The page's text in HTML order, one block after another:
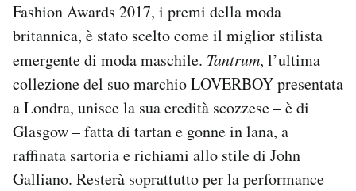
Fashion Awards 2017, i premi della moda
britannica, è stato scelto come il miglior stilista
emergente di moda maschile. Tantrum, l’ultima
collezione del suo marchio LOVERBOY presentata
a Londra, unisce la sua eredità scozzese – è di
Glasgow – fatta di tartan e gonne in lana, a
raffinata sartoria e richiami allo stile di John
Galliano. Resterà soprattutto per la performance